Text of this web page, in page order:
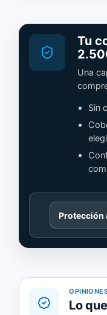
Tu
Una
Sin
Cargando
contenido
de
Protección
Lo